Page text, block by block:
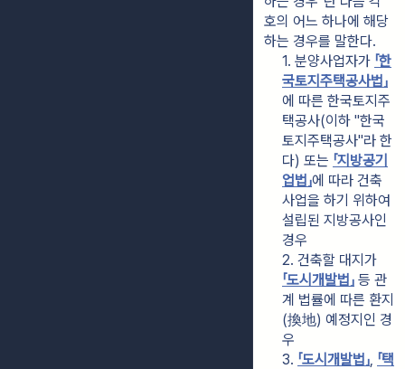
호의 어느 하나에 해당
하는 경우를 말한다.
1. 분양사업자가 「한
국토지주택공사법」
에 따른 한국토지주
택공사(이하 "한국
토지주택공사"라 한
다) 또는 「지방공기
업법」에 따라 건축
사업을 하기 위하여
설립된 지방공사인
경우
「도시개발법」 등 관
계 법률에 따른 환지
(換地) 예정지인 경
우
3. 「도시개발법」, 「택